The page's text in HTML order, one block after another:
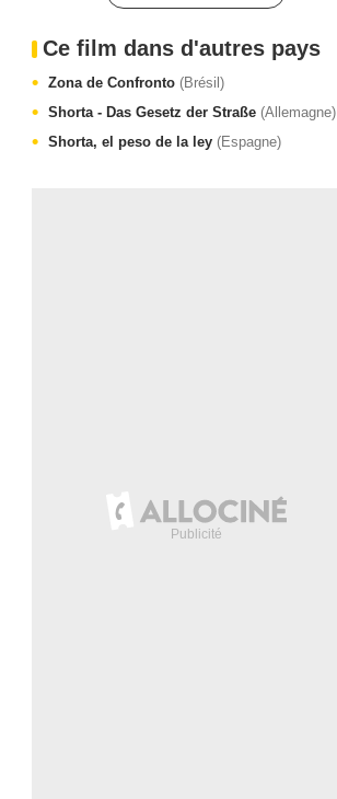
Ce film dans d'autres pays
Zona de Confronto (Brésil)
Shorta - Das Gesetz der Straße (Allemagne)
Shorta, el peso de la ley (Espagne)